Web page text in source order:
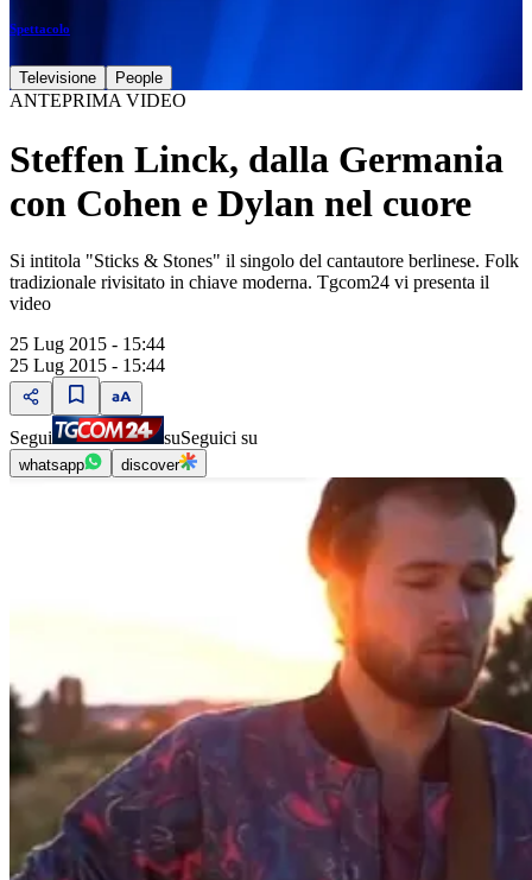
Spettacolo
Televisione People
ANTEPRIMA VIDEO
Steffen Linck, dalla Germania
con Cohen e Dylan nel cuore
Si intitola "Sticks & Stones" il singolo del cantautore berlinese. Folk
tradizionale rivisitato in chiave moderna. Tgcom24 vi presenta il
video
25 Lug 2015 - 15:44
25 Lug 2015 - 15:44
Segui suSeguici su
whatsapp discover